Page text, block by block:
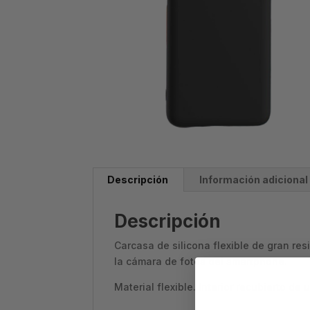
Descripción Información adicional
Descripción
Carcasa de silicona flexible de gran
la cámara de fotos del smartphone.
Material flexible. Interior recubierto de